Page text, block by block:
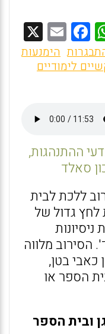
W
h
at
A
p
p
F
a
ce
o
o
k
E
m
ai
הימנעות
לימודיים
ההתנהגות,
ללכת לבית
גדול של
הסירוב מלווה
כאבי בטן,
הספר או
ובית הספר